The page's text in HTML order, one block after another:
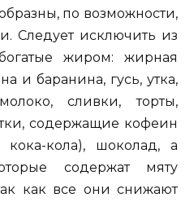
по возможности,
Следует исключить из
жиром: жирная
и баранина, гусь, утка,
сливки, торты,
содержащие кофеин
кола), шоколад, а
содержат мяту
как все они снижают